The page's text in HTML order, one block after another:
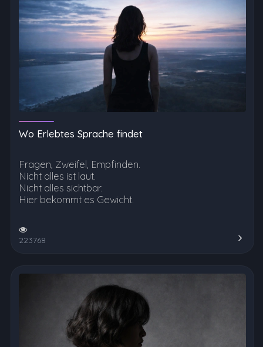
Wo Erlebtes Sprache findet
Fragen, Zweifel, Empfinden.
Nicht alles ist laut.
Nicht alles sichtbar.
Hier bekommt es Gewicht.
223768